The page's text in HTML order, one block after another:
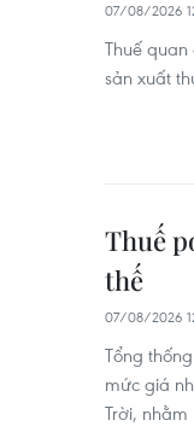
07/08/2026
Thuế
sản xuất
Thuế
thế
07/08/2026
Tổng
mức giá
Trời,